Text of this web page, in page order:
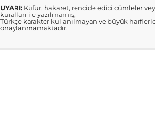
UYARI: Küfür, hakaret, rencide edici cümleler
kuralları ile yazılmamış,
Türkçe karakter kullanılmayan ve büyük
onaylanmamaktadır.